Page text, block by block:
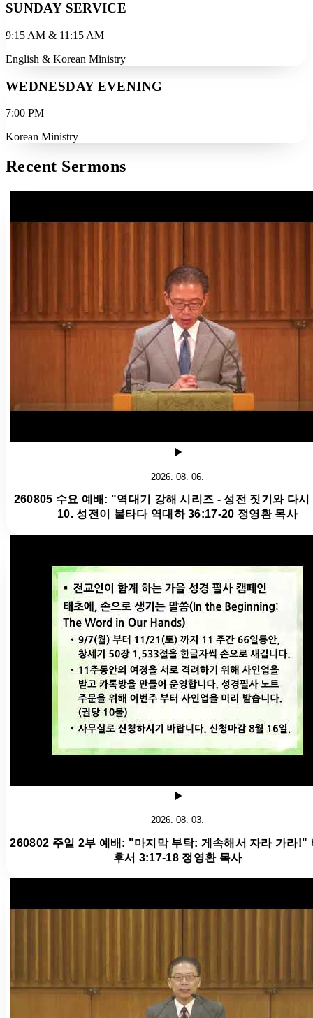
SUNDAY SERVICE
9:15 AM & 11:15 AM
English & Korean Ministry
WEDNESDAY EVENING
7:00 PM
Korean Ministry
Recent Sermons
2026. 08. 06.
260805 수요 예배: "역대기 강해 시리즈 - 성전 짓기와 다
10. 성전이 불타다 역대하 36:17-20 정영환 목사
2026. 08. 03.
260802 주일 2부 예배: "마지막 부탁: 게속해서 자라 가라!"
후서 3:17-18 정영환 목사